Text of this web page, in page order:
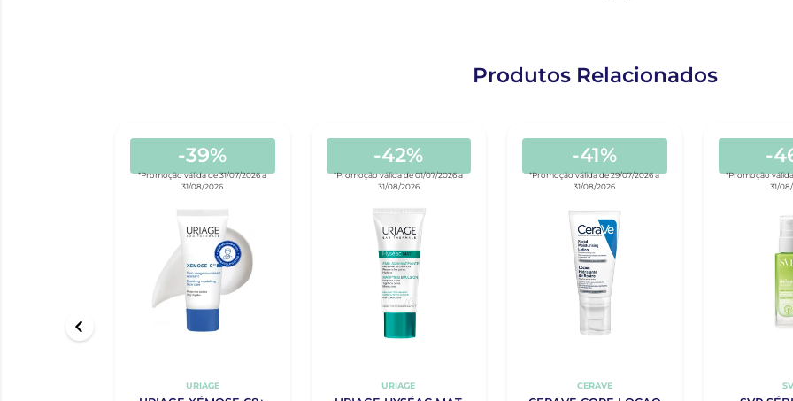
Produtos Relacionados
-39%
*Promoção válida de 31/07/2026 a
31/08/2026
URIAGE
-42%
*Promoção válida de 01/07/2026 a
31/08/2026
URIAGE
-41%
*Promoção válida de 29/07/2026 a
31/08/2026
CERAVE
-
*Promoção
31/